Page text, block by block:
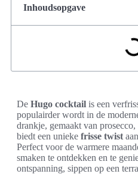
Inhoudsopgave
De Hugo cocktail is een
populairder wordt in de
drankje, gemaakt van
biedt een unieke frisse twist
Perfect voor de warmere
smaken te ontdekken en te
ontspanning, sippen op een